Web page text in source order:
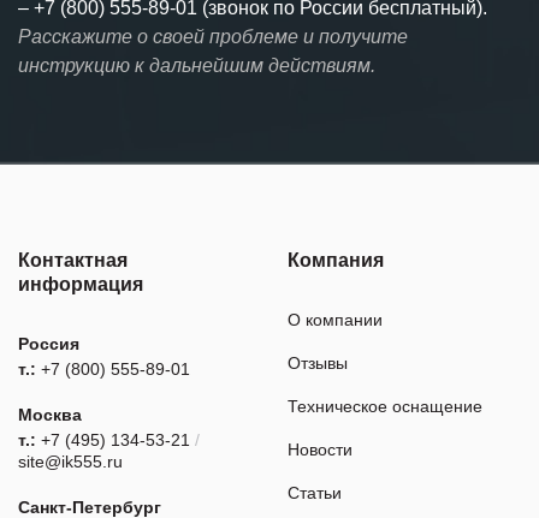
– +7 (800) 555-89-01 (звонок по России бесплатный).
Расскажите о своей проблеме и получите
инструкцию к дальнейшим действиям.
Контактная
информация
Россия
т.: +7 (800) 555-89-01
Москва
т.: +7 (495) 134-53-21 /
site@ik555.ru
Санкт-Петербург
Компания
О компании
Отзывы
Техническое оснащение
Новости
Статьи